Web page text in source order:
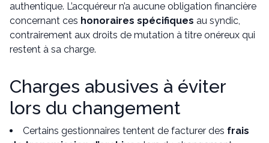
authentique. L’acquéreur n’a aucune obligation financière
concernant ces honoraires spécifiques au syndic,
contrairement aux droits de mutation à titre onéreux qui
restent à sa charge.
Charges abusives à éviter
lors du changement
Certains gestionnaires tentent de facturer des frais